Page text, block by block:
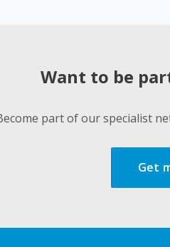
Want to be
part of our specialist
Get